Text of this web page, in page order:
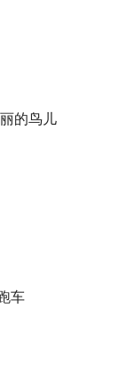
的鸟儿